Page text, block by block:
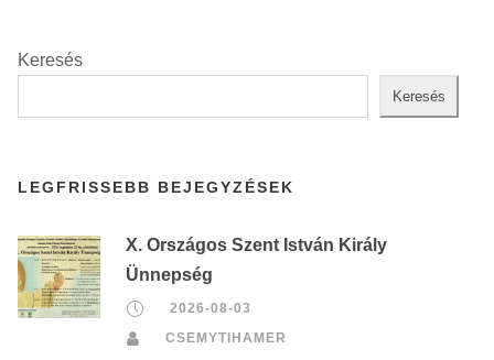
Keresés
Keresés
LEGFRISSEBB BEJEGYZÉSEK
X. Országos Szent István Király
Ünnepség
2026-08-03
CSEMYTIHAMER